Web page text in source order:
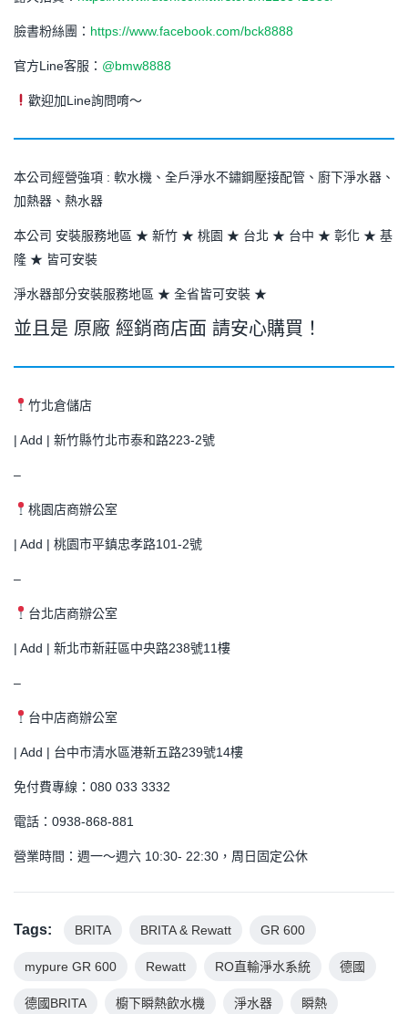
臉書粉絲團： https://www.facebook.com/bck8888
官方Line客服： @bmw8888
歡迎加Line詢問唷～
本公司經營強項 : 軟水機、全戶淨水不鏽鋼壓接配管、廚下淨水器、
加熱器、熱水器
本公司 安裝服務地區 ★ 新竹 ★ 桃園 ★ 台北 ★ 台中 ★ 彰化 ★ 基
隆 ★ 皆可安裝
淨水器部分安裝服務地區 ★ 全省皆可安裝 ★
並且是 原廠 經銷商店面 請安心購買！
竹北倉儲店
| Add | 新竹縣竹北市泰和路223-2號
–
桃園店商辦公室
| Add | 桃園市平鎮忠孝路101-2號
–
台北店商辦公室
| Add | 新北市新莊區中央路238號11樓
–
台中店商辦公室
| Add | 台中市清水區港新五路239號14樓
免付費專線：080 033 3332
電話：0938-868-881
營業時間：週一～週六 10:30- 22:30，周日固定公休
Tags: BRITA BRITA & Rewatt GR 600
mypure GR 600 Rewatt RO直輸淨水系統 德國
德國BRITA 櫥下瞬熱飲水機 淨水器 瞬熱